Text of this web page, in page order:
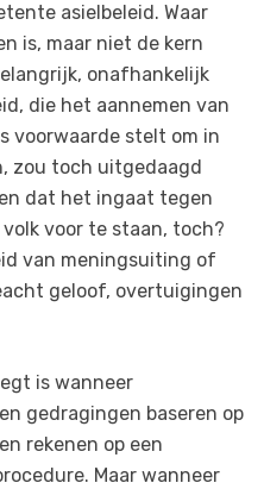
asielbeleid. Waar
is, maar niet de kern
onafhankelijk
die het aannemen van
voorwaarde stelt om in
zou toch uitgedaagd
dat het ingaat tegen
voor te staan, toch?
van meningsuiting of
geloof, overtuigingen
is wanneer
gedragingen baseren op
rekenen op een
Maar wanneer